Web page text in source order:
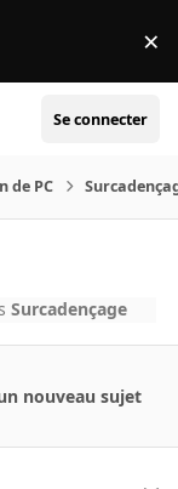
×
Se connecter
de PC
Surcadençage
nouveau sujet